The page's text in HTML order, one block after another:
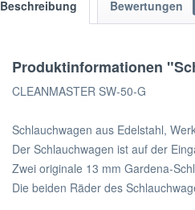
Beschreibung Bewertungen
Produktinformationen
CLEANMASTER SW-50-G
Schlauchwagen aus Edelstahl,
Der Schlauchwagen ist auf der
Zwei originale 13 mm Gardena-
Die beiden Räder des